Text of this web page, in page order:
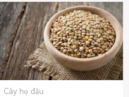
Cây họ đậu